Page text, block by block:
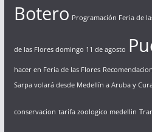
Botero Programación Feria de
de las Flores domingo 11 de agosto
hacer en Feria de las Flores
Sarpa volará desde Medellín a Aruba y
conservacion tarifa zoologico medellin